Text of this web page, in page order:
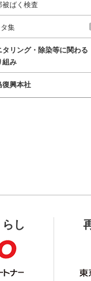
被ばく検査
集
タリング・除染等に関わる
組み
復興本社
し